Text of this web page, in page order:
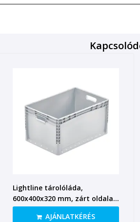
Lightline tárolóláda,
600x400x320 mm, zárt oldalak,
nyitott fül
AJÁNLATKÉRÉS